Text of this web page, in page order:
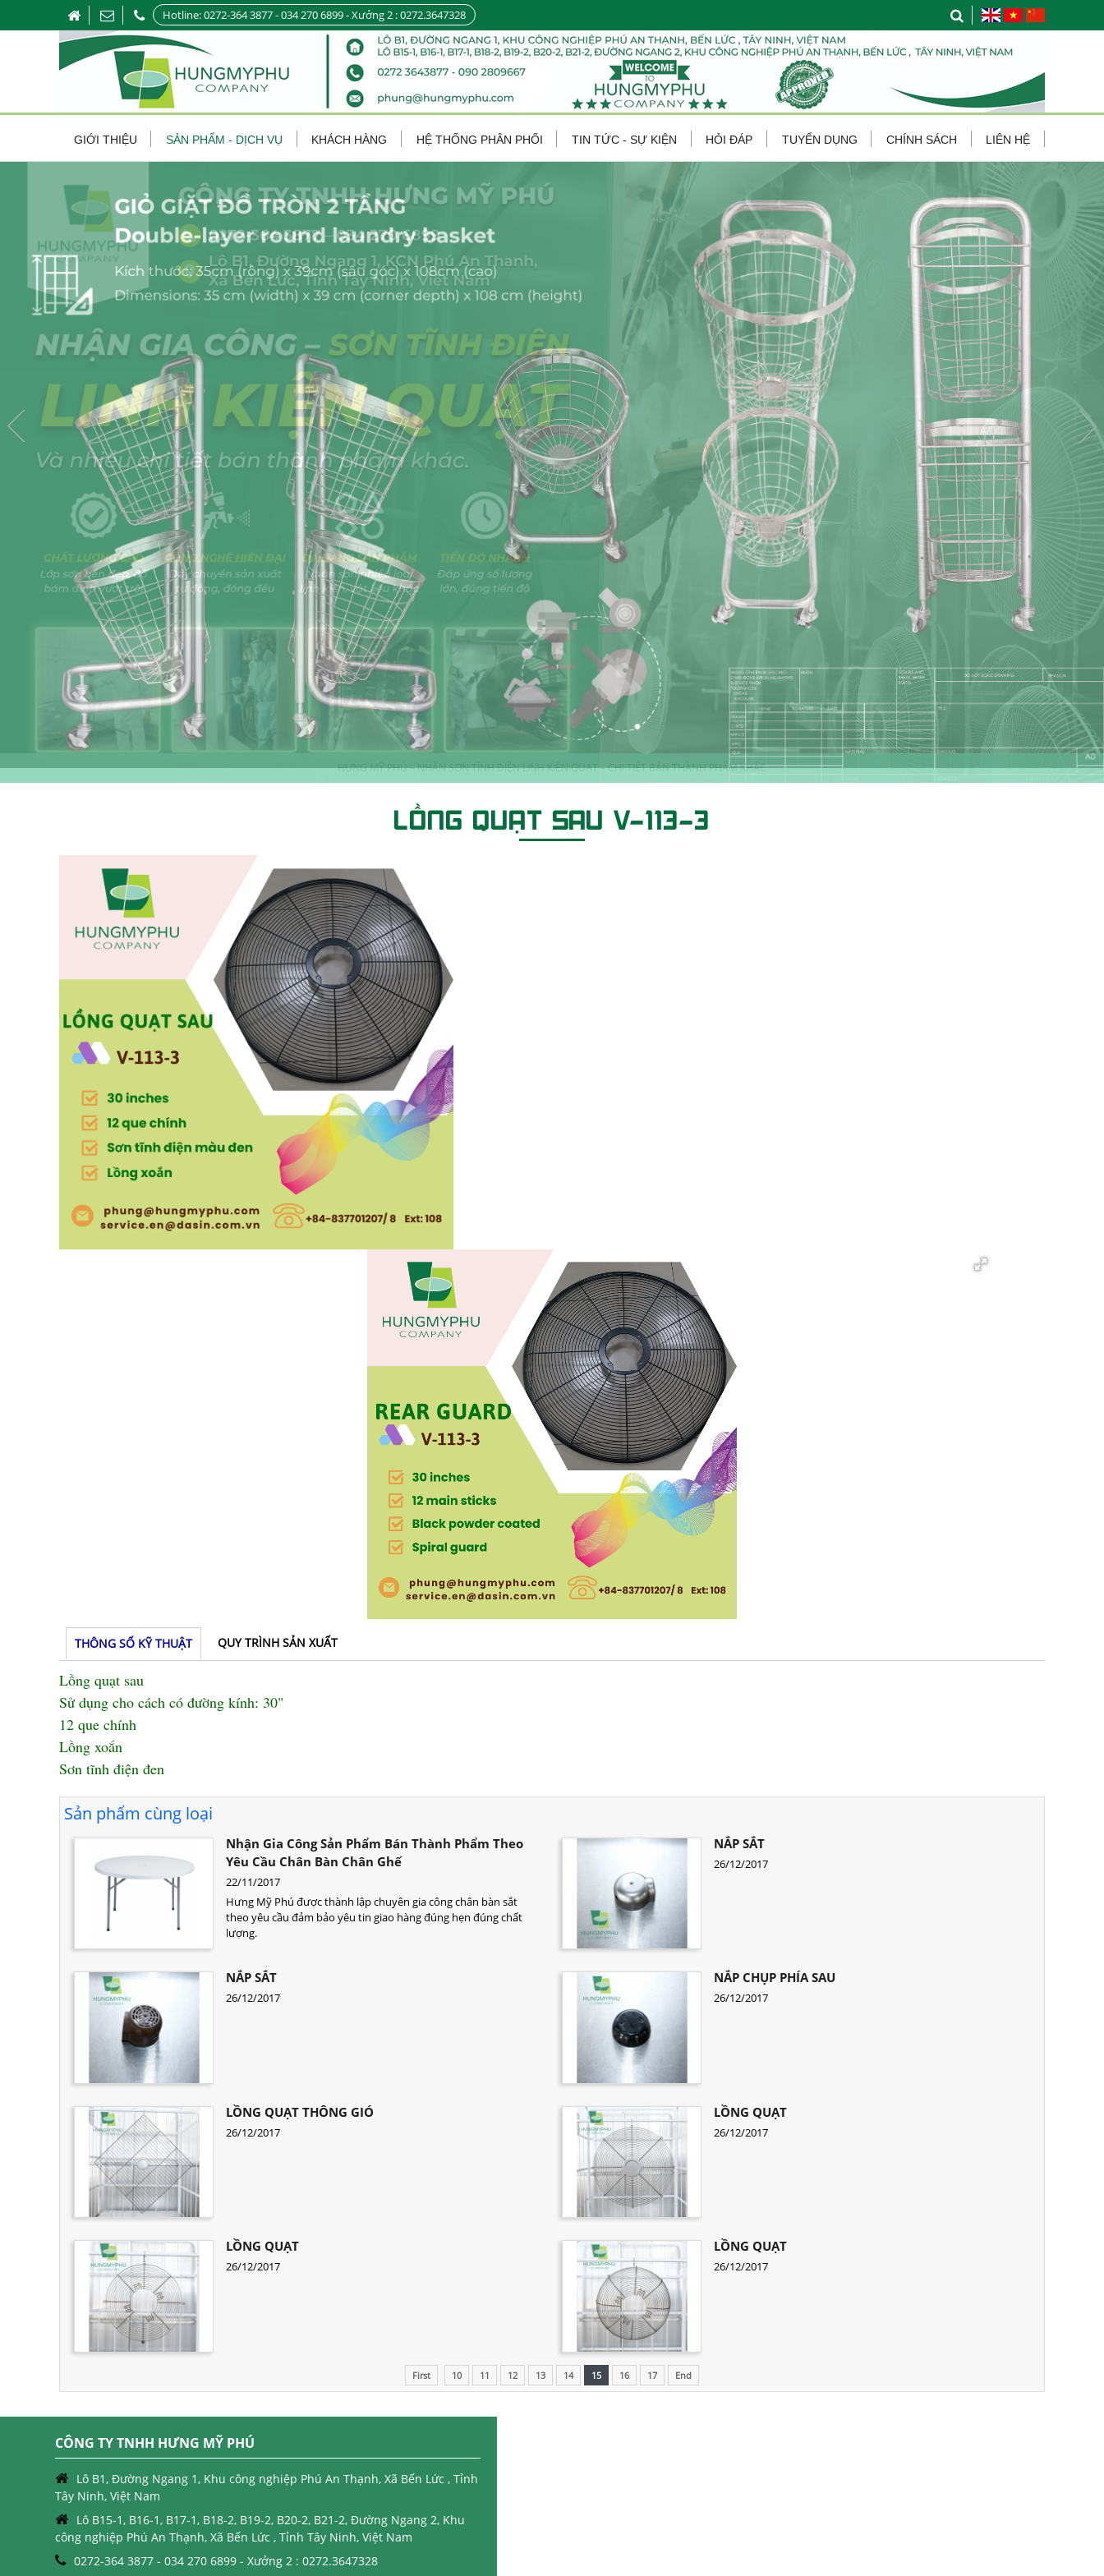
Hotline: 0272-364 3877 - 034 270 6899 - Xưởng 2 : 0272.3647328
GIỚI THIỆU SẢN PHẨM - DỊCH VỤ KHÁCH HÀNG HỆ THỐNG PHÂN PHỐI TIN TỨC - SỰ KIỆN HỎI ĐÁP TUYỂN DỤNG CHÍNH SÁCH LIÊN HỆ
LỒNG QUẠT SAU V-113-3
THÔNG SỐ KỸ THUẬT QUY TRÌNH SẢN XUẤT
Lồng quạt sau
Sử dụng cho cách có đường kính: 30"
12 que chính
Lồng xoắn
Sơn tĩnh điện đen
Sản phẩm cùng loại
Nhận Gia Công Sản Phẩm Bán Thành Phẩm Theo
Yêu Cầu Chân Bàn Chân Ghế
22/11/2017
Hưng Mỹ Phú được thành lập chuyên gia công chân bàn sắt
theo yêu cầu đảm bảo yêu tin giao hàng đúng hẹn đúng chất
lượng.
NẮP SẮT
26/12/2017
NẮP SẮT
26/12/2017
NẮP CHỤP PHÍA SAU
26/12/2017
LỒNG QUẠT THÔNG GIÓ
26/12/2017
LỒNG QUẠT
26/12/2017
LỒNG QUẠT
26/12/2017
LỒNG QUẠT
26/12/2017
First 10 11 12 13 14 15 16 17 End
CÔNG TY TNHH HƯNG MỸ PHÚ
Lô B1, Đường Ngang 1, Khu công nghiệp Phú An Thạnh, Xã Bến Lức , Tỉnh
Tây Ninh, Việt Nam
Lô B15-1, B16-1, B17-1, B18-2, B19-2, B20-2, B21-2, Đường Ngang 2, Khu
công nghiệp Phú An Thạnh, Xã Bến Lức , Tỉnh Tây Ninh, Việt Nam
0272-364 3877 - 034 270 6899 - Xưởng 2 : 0272.3647328